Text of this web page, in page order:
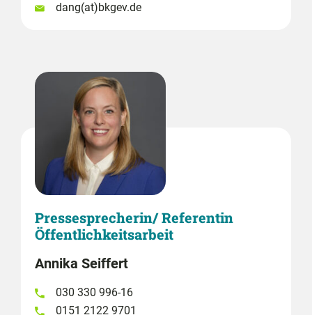
dang(at)bkgev.de
Pressesprecherin/ Referentin
Öffentlichkeitsarbeit
Annika Seiffert
030 330 996-16
0151 2122 9701